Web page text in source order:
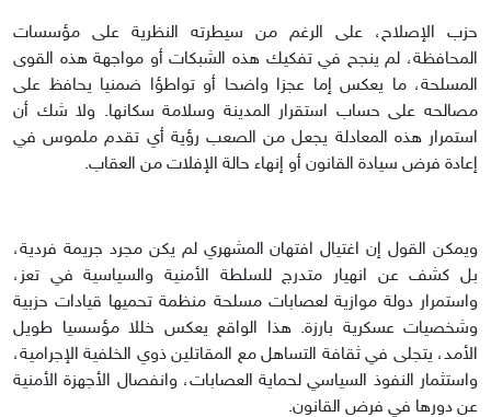
حزب الإصلاح، على الرغم من سيطرته النظرية على مؤسسات
المحافظة، لم ينجح في تفكيك هذه الشبكات أو مواجهة هذه القوى
المسلحة، ما يعكس إما عجزا واضحا أو تواطؤا ضمنيا يحافظ على
مصالحه على حساب استقرار المدينة وسلامة سكانها. ولا شك أن
استمرار هذه المعادلة يجعل من الصعب رؤية أي تقدم ملموس في
إعادة فرض سيادة القانون أو إنهاء حالة الإفلات من العقاب.
ويمكن القول إن اغتيال افتهان المشهري لم يكن مجرد جريمة فردية،
بل كشف عن انهيار متدرج للسلطة الأمنية والسياسية في تعز،
واستمرار دولة موازية لعصابات مسلحة منظمة تحميها قيادات حزبية
وشخصيات عسكرية بارزة. هذا الواقع يعكس خللا مؤسسيا طويل
الأمد، يتجلى في ثقافة التساهل مع المقاتلين ذوي الخلفية الإجرامية،
واستثمار النفوذ السياسي لحماية العصابات، وانفصال الأجهزة الأمنية
عن دورها في فرض القانون.